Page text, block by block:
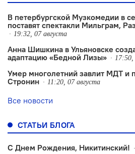
В петербургской Музкомедии в
поставят спектакли Мильграм,
19:32, 07 августа
Анна Шишкина в Ульяновске
адаптацию «Бедной Лизы»
17:50,
Умер многолетний завлит МДТ и
Стронин
11:20, 07 августа
Все новости
СТАТЬИ БЛОГА
С Днем Рождения, Никитинский!